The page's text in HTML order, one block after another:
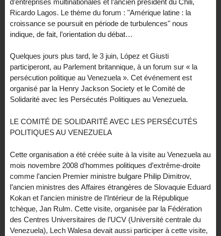
Ricardo Lagos. Le thème du forum : "Amérique latine : la
croissance se poursuit en période de turbulences" nous
indique, de fait, l’orientation du débat…
Quelques jours plus tard, le 3 juin, López et Giusti
participeront, au Parlement britannique, à un forum sur « la
persécution politique au Venezuela ». Cet événement est
organisé par la Henry Jackson Society et le Comité de
Solidarité avec les Persécutés Politiques au Venezuela.
LE COMITÉ DE SOLIDARITÉ AVEC LES PERSÉCUTÉS
POLITIQUES AU VENEZUELA
Cette organisation a été créée suite à la visite au Venezuela au
mois novembre 2008 d’hommes politiques d’extrême-droite
comme l’ancien Premier ministre bulgare Philip Dimitrov,
l’ancien ministres des Affaires étrangères de Slovaquie Eduard
Kokan et l’ancien ministre de l’Intérieur de la République
tchèque, Jan Rulm. Cette visite, organisée par la Fédération
des Centres Universitaires de l’UCV (Université centrale du
Venezuela), Lech Walesa devait aussi participer à cette visite,